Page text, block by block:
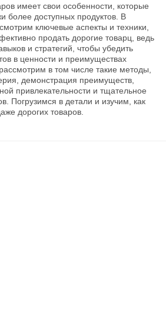
имеет свои особенности, которые
более доступных продуктов. В
ключевые аспекты и техники,
продать дорогие товарц, ведь
и стратегий, чтобы убедить
в ценности и преимуществах
в том числе такие методы,
демонстрация преимуществ,
привлекательности и тщательное
Погрузимся в детали и изучим, как
дорогих товаров.